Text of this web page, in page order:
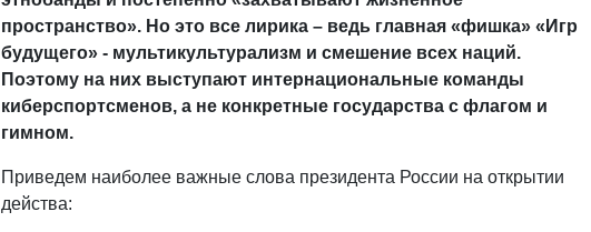
пространство». Но это все лирика – ведь главная «фишка» «Игр
будущего» - мультикультурализм и смешение всех наций.
Поэтому на них выступают интернациональные команды
киберспортсменов, а не конкретные государства с флагом и
гимном.
Приведем наиболее важные слова президента России на открытии
действа: